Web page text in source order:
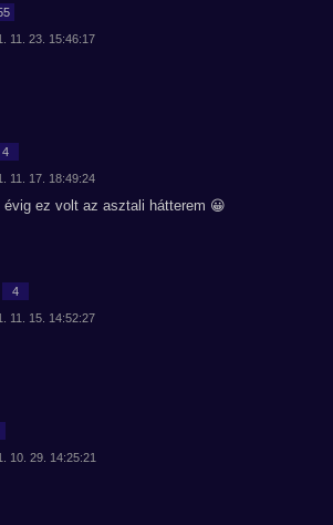
11. 23. 15:46:17
4
11. 17. 18:49:24
ez volt az asztali hátterem 😀
4
11. 15. 14:52:27
10. 29. 14:25:21